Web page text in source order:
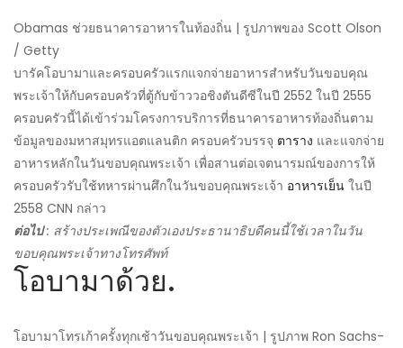
Obamas ช่วยธนาคารอาหารในท้องถิ่น | รูปภาพของ Scott Olson
/ Getty
บารัคโอบามาและครอบครัวแรกแจกจ่ายอาหารสำหรับวันขอบคุณ
พระเจ้าให้กับครอบครัวที่ตู้กับข้าววอชิงตันดีซีในปี 2552 ในปี 2555
ครอบครัวนี้ได้เข้าร่วมโครงการบริการที่ธนาคารอาหารท้องถิ่นตาม
ข้อมูลของมหาสมุทรแอตแลนติก ครอบครัวบรรจุ ตาราง และแจกจ่าย
อาหารหลักในวันขอบคุณพระเจ้า เพื่อสานต่อเจตนารมณ์ของการให้
ครอบครัวรับใช้ทหารผ่านศึกในวันขอบคุณพระเจ้า อาหารเย็น ในปี
2558 CNN กล่าว
ต่อไป: สร้างประเพณีของตัวเองประธานาธิบดีคนนี้ใช้เวลาในวัน
ขอบคุณพระเจ้าทางโทรศัพท์
โอบามาด้วย.
โอบามาโทรเก้าครั้งทุกเช้าวันขอบคุณพระเจ้า | รูปภาพ Ron Sachs-